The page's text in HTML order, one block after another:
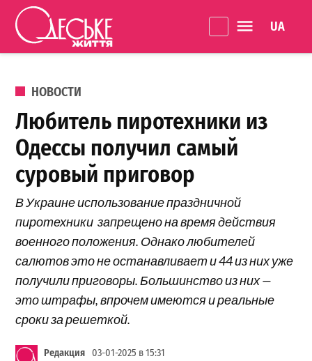
Перейти к содержанию
життя
ОПУБЛИКОВАНО В
НОВОСТИ
Любитель пиротехники из
Одессы получил самый
суровый приговор
В Украине использование праздничной
пиротехники запрещено на время действия
военного положения. Однако любителей
салютов это не останавливает и 44 из них уже
получили приговоры. Большинство из них —
это штрафы, впрочем имеются и реальные
сроки за решеткой.
Редакция 03-01-2025 в 15:31